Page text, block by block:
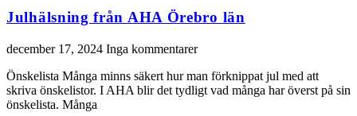
Julhälsning från AHA Örebro län
december 17, 2024 Inga kommentarer
Önskelista Många minns säkert hur man förknippat jul med att
skriva önskelistor. I AHA blir det tydligt vad många har överst på sin
önskelista. Många